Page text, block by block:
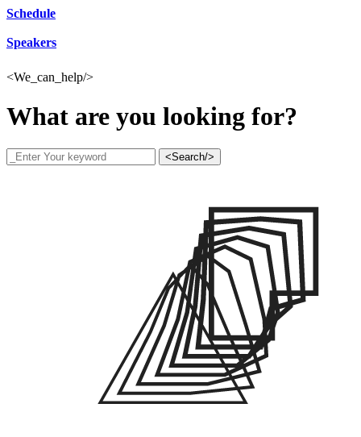
Schedule
Speakers
<We_can_help/>
What are you looking for?
<Search/>